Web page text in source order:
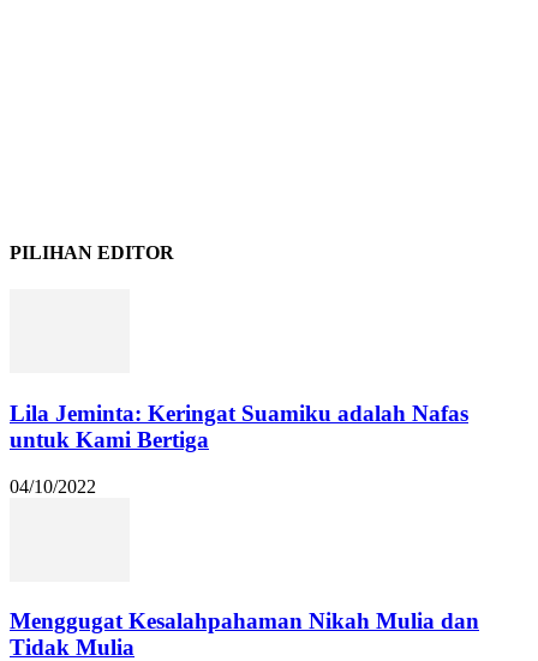
PILIHAN EDITOR
Lila Jeminta: Keringat Suamiku adalah Nafas
untuk Kami Bertiga
04/10/2022
Menggugat Kesalahpahaman Nikah Mulia dan
Tidak Mulia